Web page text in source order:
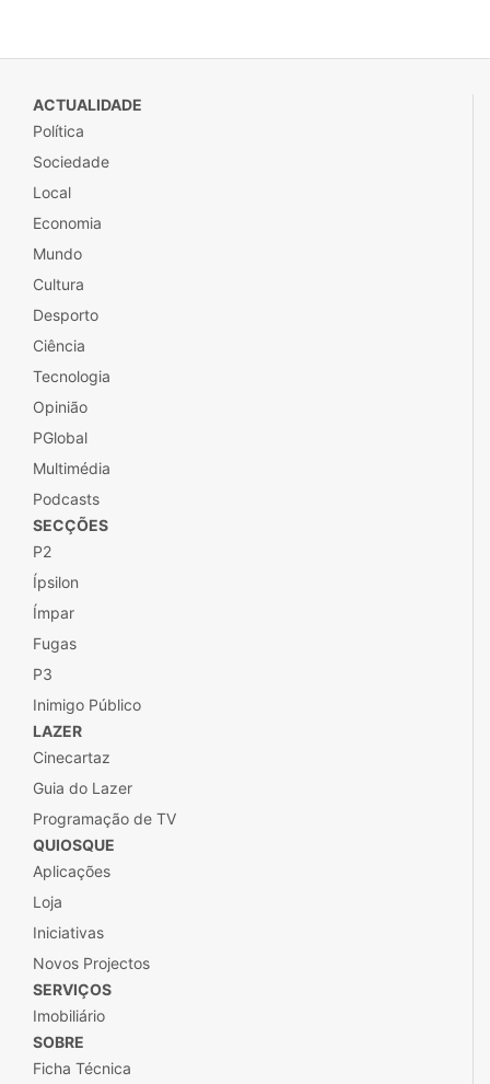
ACTUALIDADE
Política
Sociedade
Local
Economia
Mundo
Cultura
Desporto
Ciência
Tecnologia
Opinião
PGlobal
Multimédia
Podcasts
SECÇÕES
P2
Ípsilon
Ímpar
Fugas
P3
Inimigo Público
LAZER
Cinecartaz
Guia do Lazer
Programação de TV
QUIOSQUE
Aplicações
Loja
Iniciativas
Novos Projectos
SERVIÇOS
Imobiliário
SOBRE
Ficha Técnica